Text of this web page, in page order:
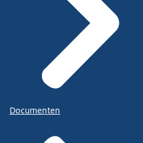
Documenten